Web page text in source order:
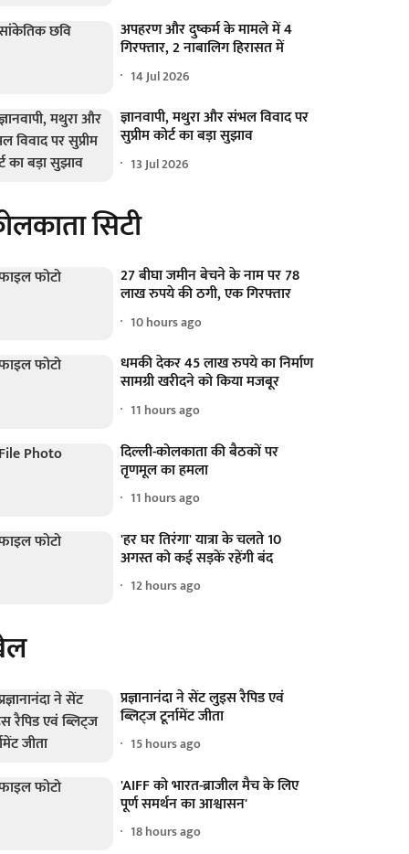
अपहरण और दुष्कर्म के मामले में 4
गिरफ्तार, 2 नाबालिग हिरासत में
14 Jul 2026
ज्ञानवापी, मथुरा और संभल विवाद पर
सुप्रीम कोर्ट का बड़ा सुझाव
13 Jul 2026
सिटी
27 बीघा जमीन बेचने के नाम पर 78
लाख रुपये की ठगी, एक गिरफ्तार
10 hours ago
धमकी देकर 45 लाख रुपये का निर्माण
सामग्री खरीदने को किया मजबूर
11 hours ago
दिल्ली-कोलकाता की बैठकों पर
तृणमूल का हमला
11 hours ago
'हर घर तिरंगा' यात्रा के चलते 10
अगस्त को कई सड़कें रहेंगी बंद
12 hours ago
प्रज्ञानानंदा ने सेंट लुइस रैपिड एवं
ब्लिट्ज टूर्नामेंट जीता
15 hours ago
'AIFF को भारत-ब्राजील मैच के लिए
पूर्ण समर्थन का आश्वासन'
18 hours ago